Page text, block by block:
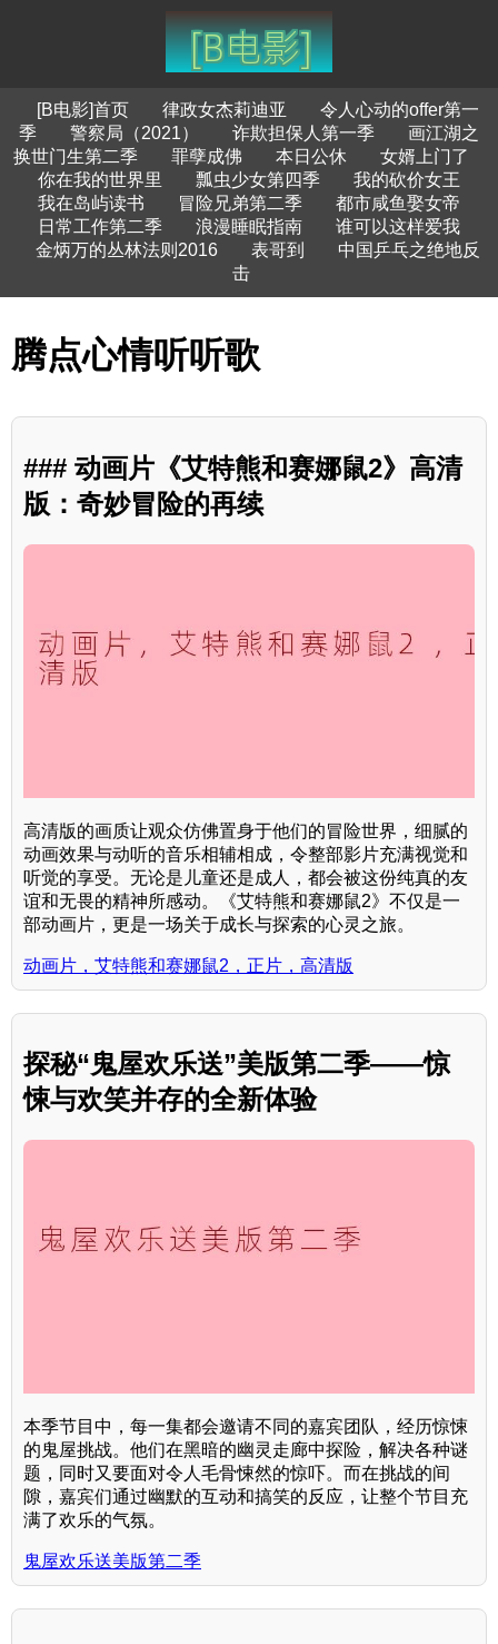
[B电影]首页 律政女杰莉迪亚
令人心动的offer第一
季
警察局（2021） 诈欺担保人第一季
画江湖之
换世门生第二季
罪孽成佛 本日公休
女婿上门了
你在我的世界里
瓢虫少女第四季
我的砍价女王
我在岛屿读书
冒险兄弟第二季
都市咸鱼娶女帝
日常工作第二季
浪漫睡眠指南
谁可以这样爱我
金炳万的丛林法则2016
表哥到
中国乒乓之绝地反
击
腾点心情听听歌
### 动画片《艾特熊和赛娜鼠2》高清
版：奇妙冒险的再续
高清版的画质让观众仿佛置身于他们的冒险世界，细腻的
动画效果与动听的音乐相辅相成，令整部影片充满视觉和
听觉的享受。无论是儿童还是成人，都会被这份纯真的友
谊和无畏的精神所感动。《艾特熊和赛娜鼠2》不仅是一
部动画片，更是一场关于成长与探索的心灵之旅。
动画片，艾特熊和赛娜鼠2，正片，高清版
探秘“鬼屋欢乐送”美版第二季——惊
悚与欢笑并存的全新体验
本季节目中，每一集都会邀请不同的嘉宾团队，经历惊悚
的鬼屋挑战。他们在黑暗的幽灵走廊中探险，解决各种谜
题，同时又要面对令人毛骨悚然的惊吓。而在挑战的间
隙，嘉宾们通过幽默的互动和搞笑的反应，让整个节目充
满了欢乐的气氛。
鬼屋欢乐送美版第二季